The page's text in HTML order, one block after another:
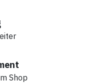
Shop